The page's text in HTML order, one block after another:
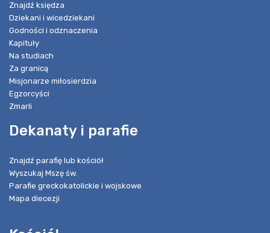
Znajdź księdza
Dziekani i wicedziekani
Godności i odznaczenia
Kapituły
Na studiach
Za granicą
Misjonarze miłosierdzia
Egzorcyści
Zmarli
Dekanaty i parafie
Znajdź parafię lub kościół
Wyszukaj Mszę św.
Parafie greckokatolickie i wojskowe
Mapa diecezji